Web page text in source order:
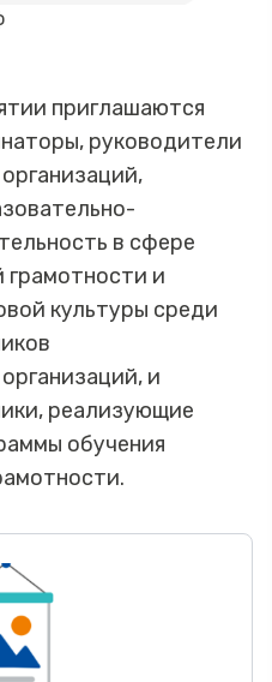
приглашаются
руководители
в сфере
и
культуры среди
и
реализующие
обучения